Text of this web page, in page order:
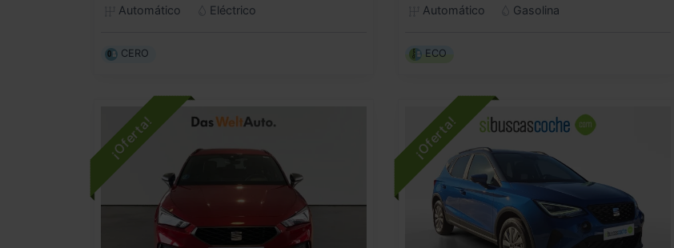
Automático
Eléctrico
CERO
Automático
Gasolina
ECO